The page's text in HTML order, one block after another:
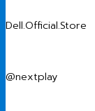
Dell.Official.Store
@nextplay